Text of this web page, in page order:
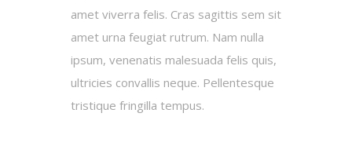
amet viverra felis. Cras sagittis sem sit
amet urna feugiat rutrum. Nam nulla
ipsum, venenatis malesuada felis quis,
ultricies convallis neque. Pellentesque
tristique fringilla tempus.